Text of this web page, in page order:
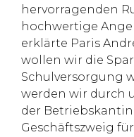
hervorragenden
hochwertige
erklärte Paris
wollen wir die
Schulversorgung
werden wir durch
der
Geschäftszweig